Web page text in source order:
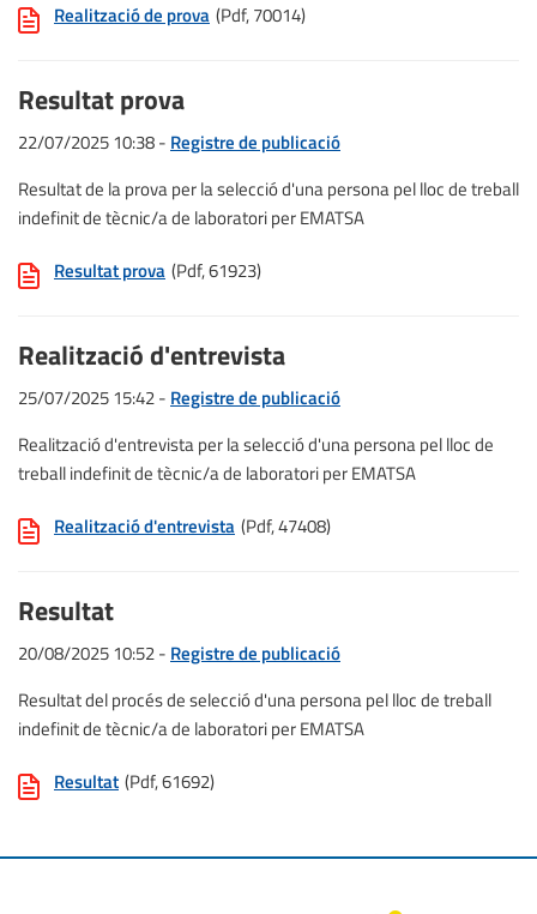
Realització de prova (Pdf, 70014)
Resultat prova
22/07/2025 10:38 - Registre de publicació
Resultat de la prova per la selecció d'una persona pel lloc de treball
indefinit de tècnic/a de laboratori per EMATSA
Resultat prova (Pdf, 61923)
Realització d'entrevista
25/07/2025 15:42 - Registre de publicació
Realització d'entrevista per la selecció d'una persona pel lloc de
treball indefinit de tècnic/a de laboratori per EMATSA
Realització d'entrevista (Pdf, 47408)
Resultat
20/08/2025 10:52 - Registre de publicació
Resultat del procés de selecció d'una persona pel lloc de treball
indefinit de tècnic/a de laboratori per EMATSA
Resultat (Pdf, 61692)